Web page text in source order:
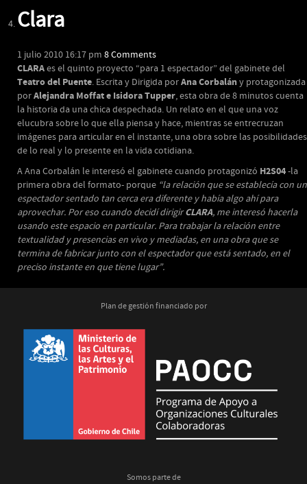
Clara
1 julio 2010 16:17 pm 8 Comments
CLARAes el quinto proyecto “para 1 espectador” del gabinete del
Teatro del Puente. Escrita y Dirigida porAna Corbalány protagonizada
porAlejandra Moffat e Isidora Tupper, esta obra de 8 minutos cuenta
la historia da una chica despechada. Un relato en el que una voz
elucubra sobre lo que ella piensa y hace, mientras se entrecruzan
imágenes para articular en el instante, una obra sobre las posibilidades
de lo real y lo presente en la vida cotidiana.
A Ana Corbalán le interesó el gabinete cuando protagonizó H2S04-la
primera obra del formato- porque “la relación que se establecía con un
espectador sentado tan cerca era diferente y había algo ahí para
aprovechar. Por eso cuando decidí dirigirCLARA, me interesó hacerla
usando este espacio en particular. Para trabajar la relación entre
textualidad y presencias en vivo y mediadas, en una obra que se
termina de fabricar junto con el espectador que está sentado, en el
preciso instante en que tiene lugar”.
Plan de gestión financiado por
Somos parte de